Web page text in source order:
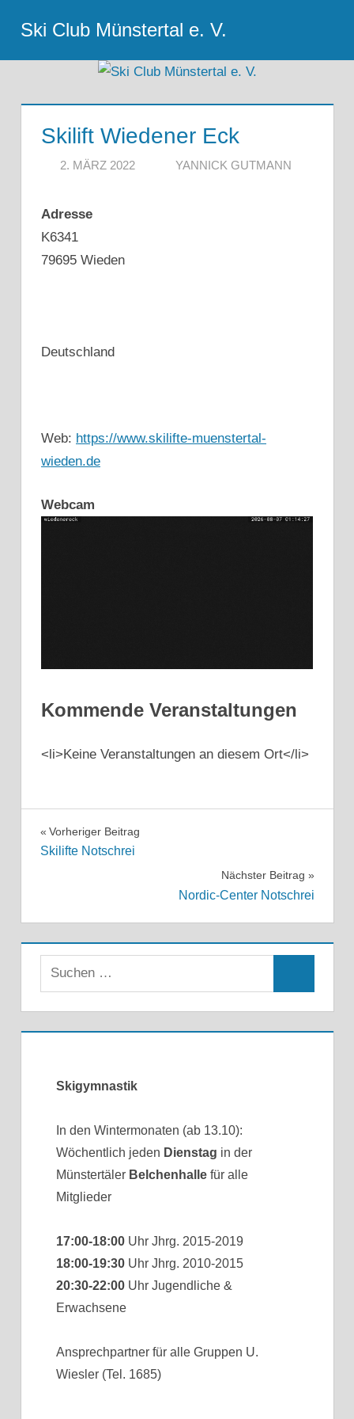
Inhalt
springen
Ski Club Münstertal e. V.
Skilift Wiedener Eck
2. MÄRZ 2022 YANNICK GUTMANN
Adresse
K6341
79695 Wieden
Deutschland
Web: https://www.skilifte-muenstertal-
wieden.de
Webcam
Kommende Veranstaltungen
<li>Keine Veranstaltungen an diesem Ort</li>
Beitragsnavigation
Vorheriger Beitrag
Skilifte Notschrei
Nächster Beitrag
Nordic-Center Notschrei
Skigymnastik
In den Wintermonaten (ab 13.10):
Wöchentlich jeden Dienstag in der
Münstertäler Belchenhallefür alle
Mitglieder
17:00-18:00Uhr Jhrg. 2015-2019
18:00-19:30Uhr Jhrg. 2010-2015
20:30-22:00Uhr Jugendliche &
Erwachsene
Ansprechpartner für alle Gruppen U.
Wiesler (Tel. 1685)